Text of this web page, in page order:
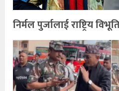
निर्मल पुर्जालाई राष्ट्रिय